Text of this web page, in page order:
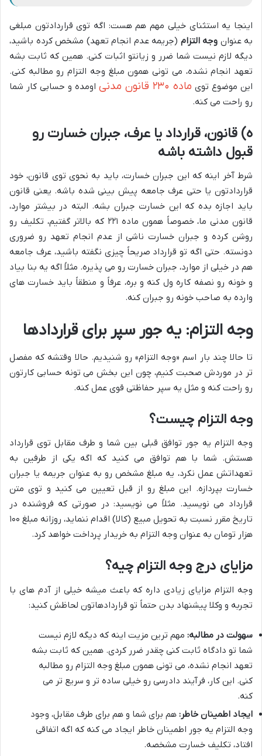
اینجا یه استثنای خیلی مهم هم هست: اگه توی قراردادتون مبلغی
به عنوان وجه التزام (جریمه عدم انجام تعهد) مشخص کرده باشید،
دیگه لازم نیست شما ضرر و زیانتو اثبات کنی. همین که ثابت بشه
تعهد انجام نشده، می تونی همون مبلغ وجه التزام رو مطالبه کنی.
این موضوع توی ماده ۲۳۰ قانون مدنی
اومده و حسابی کار شما
رو راحت می کنه.
ه) قانون، قرارداد یا عرف، جبران خسارت رو
قبول داشته باشه
شرط آخر اینه که این جبران خسارت، باید به نحوی توی قانون، خود
قراردادتون یا حتی عرف جامعه پیش بینی شده باشه. یعنی قانون
باید اجازه بده که این خسارت جبران بشه. البته در بیشتر موارد،
قانون مدنی ما، خصوصاً همون ماده ۲۲۱ که بالاتر گفتیم، تکلیف رو
روشن کرده و جبران خسارت ناشی از عدم انجام تعهد رو ضروری
دونسته. حتی اگه تو قرارداد صریحاً چیزی نگفته باشید، عرف جامعه
هم در خیلی از موارد، جبران خسارت رو می پذیره. مثلاً اگه یه بنا بیاد
و خونه رو نصفه کاره ول کنه و بره، عرفاً و منطقاً باید خسارت های
وارده به صاحب خونه رو جبران کنه.
وجه التزام: یه جور سپر برای قراردادها
تا حالا چند بار اسم «وجه التزام» رو شنیدیم. حالا وقتشه که مفصل
تر در موردش صحبت کنیم، چون این بخش می تونه حسابی کارتون
رو راحت کنه و مثل یه سپر حفاظتی قوی عمل کنه.
وجه التزام چیست؟
وجه التزام یه جور توافق قبلی بین شما و طرف مقابل توی قرارداد
هستش. شما با هم توافق می کنید که اگه یکی از طرفین به
تعهداتش عمل نکرد، یه مبلغ مشخص رو به عنوان جریمه یا جبران
خسارت بپردازه. این مبلغ رو از قبل تعیین می کنید و توی متن
قرارداد می نویسید. مثلاً می نویسید: در صورتی که فروشنده در
تاریخ مقرر نسبت به تحویل مبیع (کالا) اقدام ننماید، روزانه مبلغ ۱۰۰
هزار تومان به عنوان وجه التزام به خریدار پرداخت خواهد کرد.
مزایای درج وجه التزام چیه؟
وجه التزام مزایای زیادی داره که باعث میشه خیلی از آدم های با
تجربه و وکلا پیشنهاد بدن حتماً تو قراردادهاتون لحاظش کنید:
سهولت در مطالبه: مهم ترین مزیت اینه که دیگه لازم نیست
شما تو دادگاه ثابت کنی چقدر ضرر کردی. همین که ثابت بشه
تعهد انجام نشده، می تونی همون مبلغ وجه التزام رو مطالبه
کنی. این کار، فرآیند دادرسی رو خیلی ساده تر و سریع تر می
کنه.
ایجاد اطمینان خاطر: هم برای شما و هم برای طرف مقابل، وجود
وجه التزام یه جور اطمینان خاطر ایجاد می کنه که اگه اتفاقی
افتاد، تکلیف خسارت مشخصه.